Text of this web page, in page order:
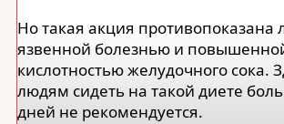
Но такая акция противопоказана
язвенной болезнью и
кислотностью желудочного сока.
людям сидеть на такой диете
дней не рекомендуется.